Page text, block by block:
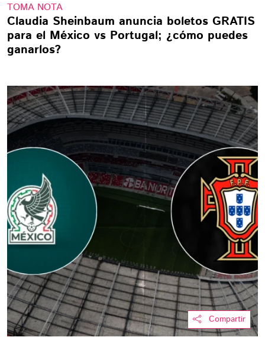
TOMA NOTA
Claudia Sheinbaum anuncia boletos GRATIS
para el México vs Portugal; ¿cómo puedes
ganarlos?
Compartir